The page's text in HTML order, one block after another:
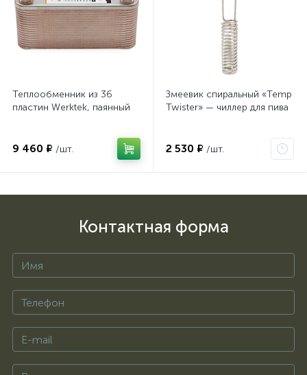
Теплообменник из 36
пластин Werktek, паянный
9 460 ₽ /шт.
Змеевик спиральный «Temp
Twister» — чиллер для пива
2 530 ₽ /шт.
Контактная форма